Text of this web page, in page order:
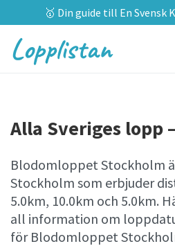
🥇 Din guide till En Svensk
Lopplistan
Alla Sveriges lopp
Blodomloppet Stockholm
Stockholm som erbjuder
5.0km, 10.0km och 5.0km.
all information om
för Blodomloppet